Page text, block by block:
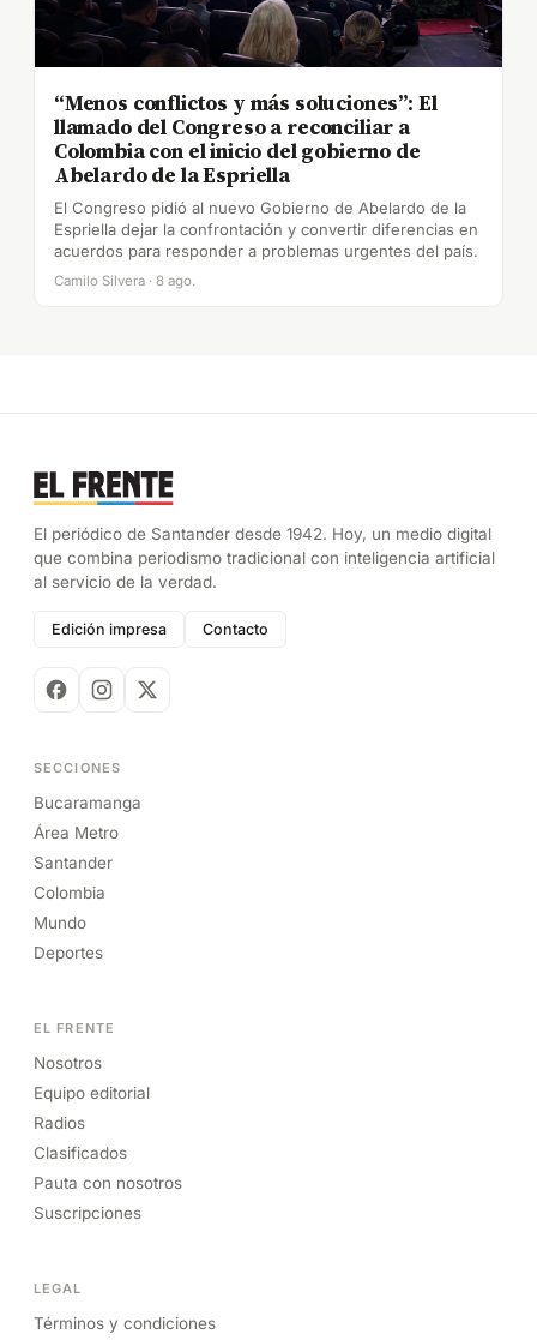
“Menos conflictos y más soluciones”: El
llamado del Congreso a reconciliar a
Colombia con el inicio del gobierno de
Abelardo de la Espriella
El Congreso pidió al nuevo Gobierno de Abelardo de la
Espriella dejar la confrontación y convertir diferencias en
acuerdos para responder a problemas urgentes del país.
Camilo Silvera · 8 ago.
El periódico de Santander desde 1942. Hoy, un medio digital
que combina periodismo tradicional con inteligencia artificial
al servicio de la verdad.
Edición impresa Contacto
SECCIONES
Bucaramanga
Área Metro
Santander
Colombia
Mundo
Deportes
EL FRENTE
Nosotros
Equipo editorial
Radios
Clasificados
Pauta con nosotros
Suscripciones
LEGAL
Términos y condiciones